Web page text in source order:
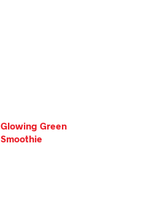
Glowing Green
Smoothie